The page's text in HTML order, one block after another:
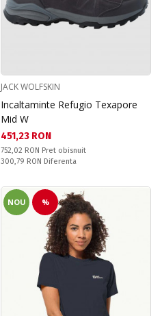
JACK WOLFSKIN
Incaltaminte Refugio Texapore
Mid W
Текуща цена:
451,23 RON
Pret obisnuit:
752,02 RON Pret obisnuit
Спестявате:
300,79 RON Diferenta
NOU %